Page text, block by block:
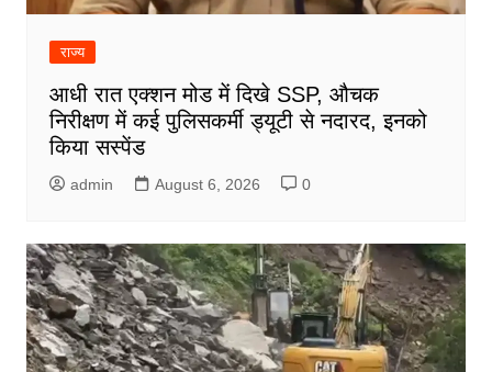
राज्य
आधी रात एक्शन मोड में दिखे SSP, औचक
निरीक्षण में कई पुलिसकर्मी ड्यूटी से नदारद, इनको
किया सस्पेंड
admin August 6, 2026 0